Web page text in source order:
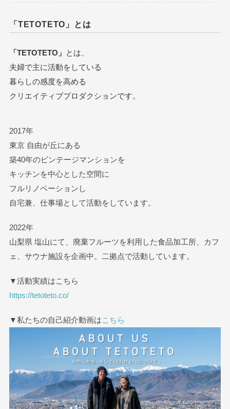
「TETOTETO」とは
「TETOTETO」 とは、
夫婦で主に活動をしている
暮らしの感度を高める
クリエイティブプロダクションです。
2017年
東京 自由が丘にある
築40年のビンテージマンションを
キッチンを中心とした空間に
フルリノベーションし
自宅兼、仕事場として活動をしています。
2022年
山梨県 塩山にて、廃棄フルーツを利用した食品加工所、カフ
ェ、サウナ施設を企画中。二拠点で活動しています。
▼活動実績はこちら
https://tetoteto.co/
▼私たちの自己紹介動画はこちら